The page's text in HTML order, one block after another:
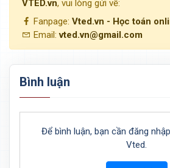
VTED.vn, vui lòng gửi về:
Fanpage: Vted.vn - Học toán
Email:vted.vn@gmail.com
Bình luận
Để bình luận, bạn cần đăng
Vted.